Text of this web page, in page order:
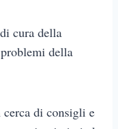
cura della
della
cerca di consigli e